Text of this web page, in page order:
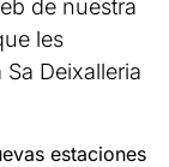
de nuestra
les
Deixalleria
estaciones